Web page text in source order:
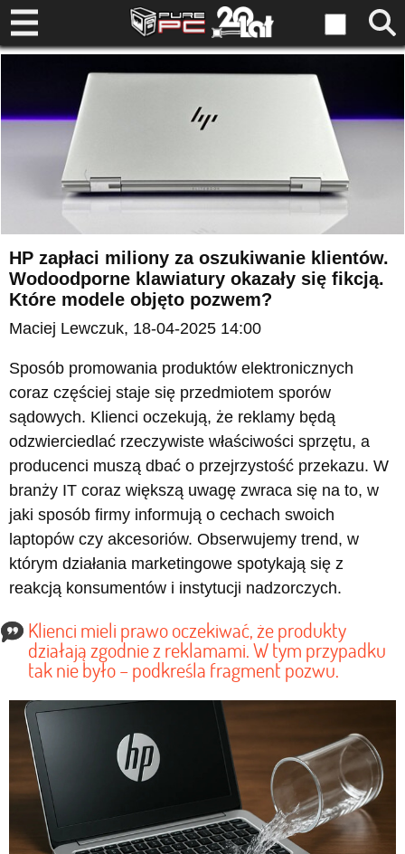
HP zapłaci miliony za oszukiwanie klientów.
Wodoodporne klawiatury okazały się fikcją.
Które modele objęto pozwem?
Maciej Lewczuk, 18-04-2025 14:00
Sposób promowania produktów elektronicznych
coraz częściej staje się przedmiotem sporów
sądowych. Klienci oczekują, że reklamy będą
odzwierciedlać rzeczywiste właściwości sprzętu, a
producenci muszą dbać o przejrzystość przekazu. W
branży IT coraz większą uwagę zwraca się na to, w
jaki sposób firmy informują o cechach swoich
laptopów czy akcesoriów. Obserwujemy trend, w
którym działania marketingowe spotykają się z
reakcją konsumentów i instytucji nadzorczych.
Klienci mieli prawo oczekiwać, że produkty
działają zgodnie z reklamami. W tym przypadku
tak nie było – podkreśla fragment pozwu.